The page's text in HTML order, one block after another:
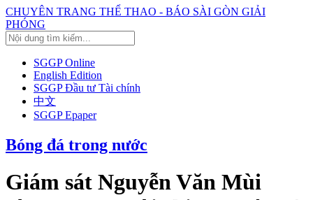
CHUYÊN TRANG THỂ THAO - BÁO SÀI GÒN GIẢI
PHÓNG
SGGP Online
English Edition
SGGP Đầu tư Tài chính
中文
SGGP Epaper
Bóng đá trong nước
Giám sát Nguyễn Văn Mùi